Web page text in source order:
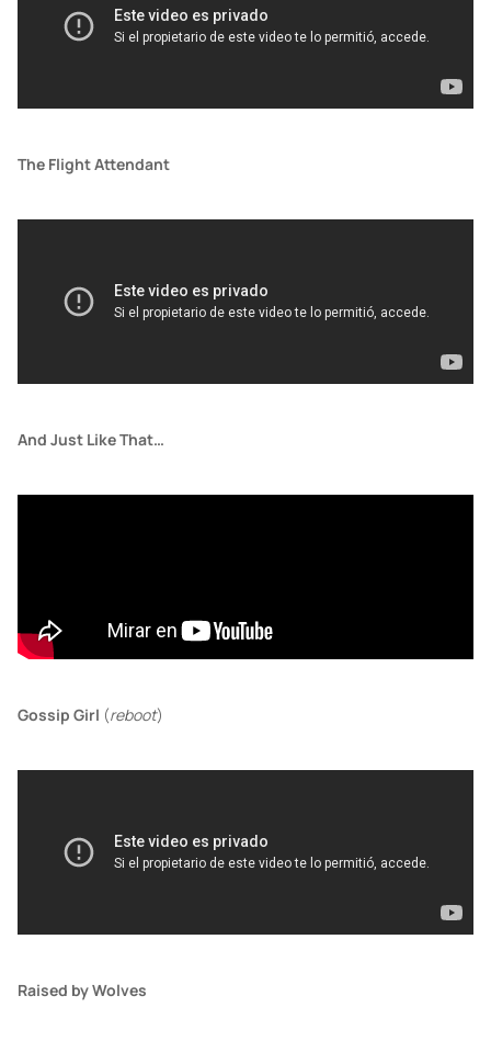
The Flight Attendant
And Just Like That…
Gossip Girl (reboot)
Raised by Wolves